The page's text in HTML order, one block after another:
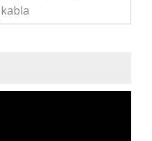
kabla